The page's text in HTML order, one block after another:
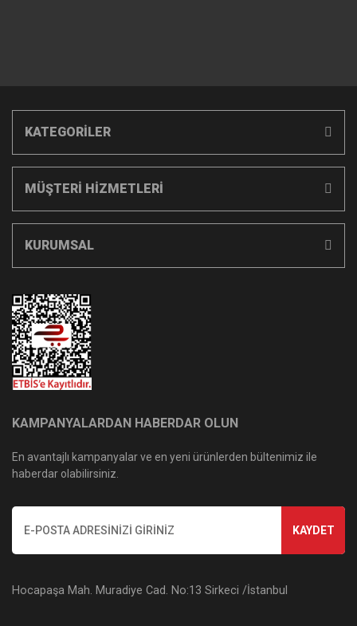
KATEGORİLER
MÜŞTERİ HİZMETLERİ
KURUMSAL
KAMPANYALARDAN HABERDAR OLUN
En avantajlı kampanyalar ve en yeni ürünlerden bültenimiz ile
haberdar olabilirsiniz.
KAYDET
Hocapaşa Mah. Muradiye Cad. No:13 Sirkeci /İstanbul